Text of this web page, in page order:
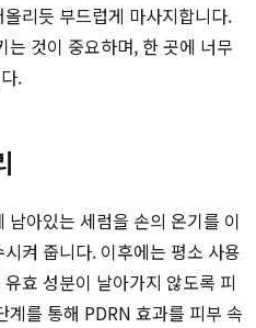
리듯 부드럽게 마사지합니다.
것이 중요하며, 한 곳에 너무
.
아있는 세럼을 손의 온기를 이
켜 줍니다. 이후에는 평소 사용
효 성분이 날아가지 않도록 피
계를 통해 PDRN 효과를 피부 속